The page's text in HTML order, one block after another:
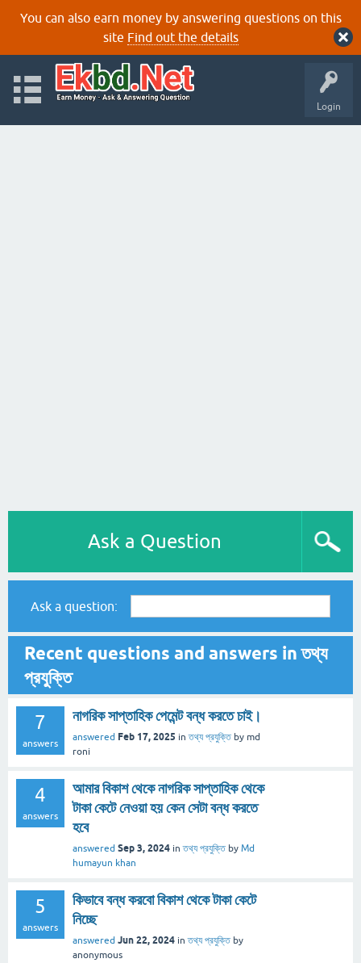
You can also earn money by answering questions on this
site Find out the details
Login
Ask a Question
Ask a question:
Recent questions and answers in তথ্য
প্রযুক্তি
7
answers
নাগরিক সাপ্তাহিক পেমেন্ট বন্ধ করতে চাই।
answered Feb 17, 2025 inতথ্য প্রযুক্তি by md
roni
4
answers
আমার বিকাশ থেকে নাগরিক সাপ্তাহিক থেকে
টাকা কেটে নেওয়া হয় কেন সেটা বন্ধ করতে
হবে
answered Sep 3, 2024 inতথ্য প্রযুক্তি by Md
humayun khan
5
answers
কিভাবে বন্ধ করবো বিকাশ থেকে টাকা কেটে
নিচ্ছে
answered Jun 22, 2024 inতথ্য প্রযুক্তি by
anonymous